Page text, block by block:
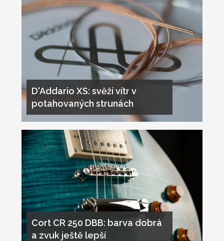
D'Addario XS: svěží vítr v
potahovaných strunách
Cort CR 250 DBB: barva dobrá
a zvuk ještě lepší